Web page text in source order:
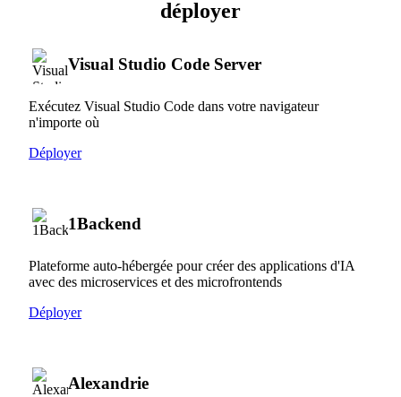
déployer
Visual Studio Code Server
Exécutez Visual Studio Code dans votre navigateur
n'importe où
Déployer
1Backend
Plateforme auto-hébergée pour créer des applications d'IA
avec des microservices et des microfrontends
Déployer
Alexandrie